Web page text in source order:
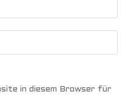
in diesem Browser für